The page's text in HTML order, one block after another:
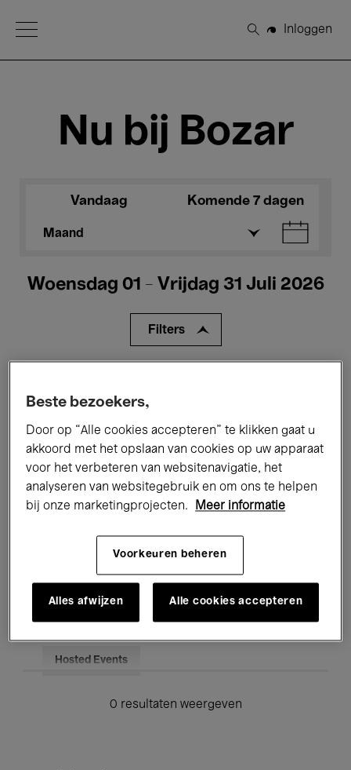
Open Menu
Zoeken
Inloggen
Nu bij Bozar
Vandaag Komende 7 dagen
Maand
Woensdag 01 - Vrijdag 31 Juli 2026
Filters
Performances Lezingen & Debatten
Jazz Klassieke Muziek Global Music
Onderwijs Rondleidingen
Hosted Events
0 resultaten weergeven
Beste bezoekers,
Door op “Alle cookies accepteren” te klikken gaat u
akkoord met het opslaan van cookies op uw apparaat
voor het verbeteren van websitenavigatie, het
analyseren van websitegebruik en om ons te helpen
bij onze marketingprojecten.
Meer informatie
Voorkeuren beheren
Alles afwijzen Alle cookies accepteren